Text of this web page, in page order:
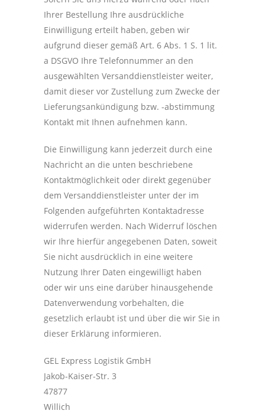
Ihrer Bestellung Ihre ausdrückliche
Einwilligung erteilt haben, geben wir
aufgrund dieser gemäß Art. 6 Abs. 1 S. 1 lit.
a DSGVO Ihre Telefonnummer an den
ausgewählten Versanddienstleister weiter,
damit dieser vor Zustellung zum Zwecke der
Lieferungsankündigung bzw. -abstimmung
Kontakt mit Ihnen aufnehmen kann.
Die Einwilligung kann jederzeit durch eine
Nachricht an die unten beschriebene
Kontaktmöglichkeit oder direkt gegenüber
dem Versanddienstleister unter der im
Folgenden aufgeführten Kontaktadresse
widerrufen werden. Nach Widerruf löschen
wir Ihre hierfür angegebenen Daten, soweit
Sie nicht ausdrücklich in eine weitere
Nutzung Ihrer Daten eingewilligt haben
oder wir uns eine darüber hinausgehende
Datenverwendung vorbehalten, die
gesetzlich erlaubt ist und über die wir Sie in
dieser Erklärung informieren.
GEL Express Logistik GmbH
Jakob-Kaiser-Str. 3
47877
Willich